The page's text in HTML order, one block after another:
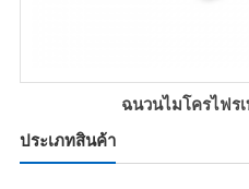
ฉนวนไมโครไฟร
ประเภทสินค้า